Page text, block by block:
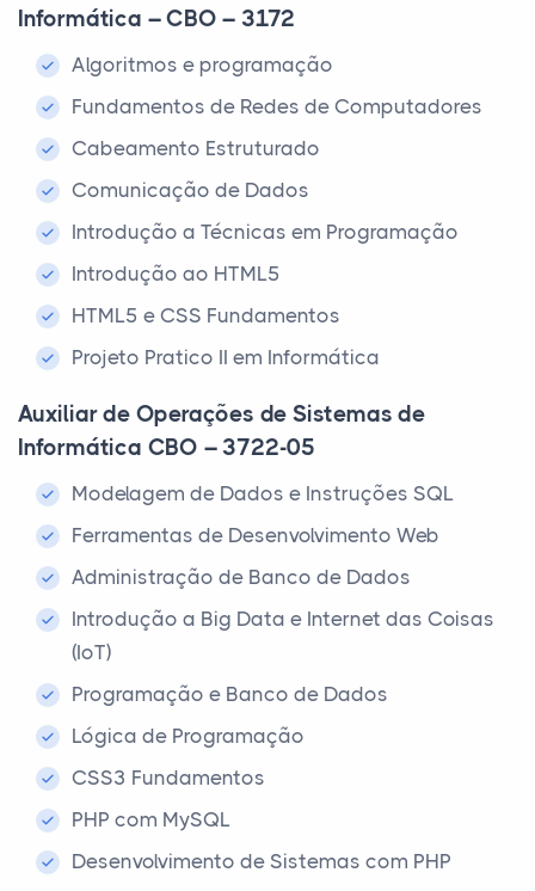
Informática – CBO – 3172
Algoritmos e programação
Fundamentos de Redes de Computadores
Cabeamento Estruturado
Comunicação de Dados
Introdução a Técnicas em Programação
Introdução ao HTML5
HTML5 e CSS Fundamentos
Projeto Pratico II em Informática
Auxiliar de Operações de Sistemas de
Informática CBO – 3722-05
Modelagem de Dados e Instruções SQL
Ferramentas de Desenvolvimento Web
Administração de Banco de Dados
Introdução a Big Data e Internet das Coisas
(IoT)
Programação e Banco de Dados
Lógica de Programação
CSS3 Fundamentos
PHP com MySQL
Desenvolvimento de Sistemas com PHP